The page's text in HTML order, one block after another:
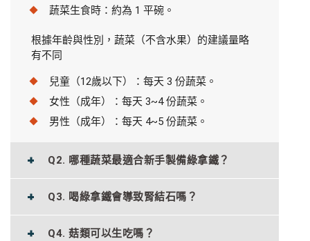
蔬菜生食時：約為 1 平碗。
根據年齡與性別，蔬菜（不含水果）的建議量略
有不同
兒童（12歲以下）：每天 3 份蔬菜。
女性（成年）：每天 3~4 份蔬菜。
男性（成年）：每天 4~5 份蔬菜。
Q2. 哪種蔬菜最適合新手製備綠拿鐵？
Q3. 喝綠拿鐵會導致腎結石嗎？
Q4. 菇類可以生吃嗎？